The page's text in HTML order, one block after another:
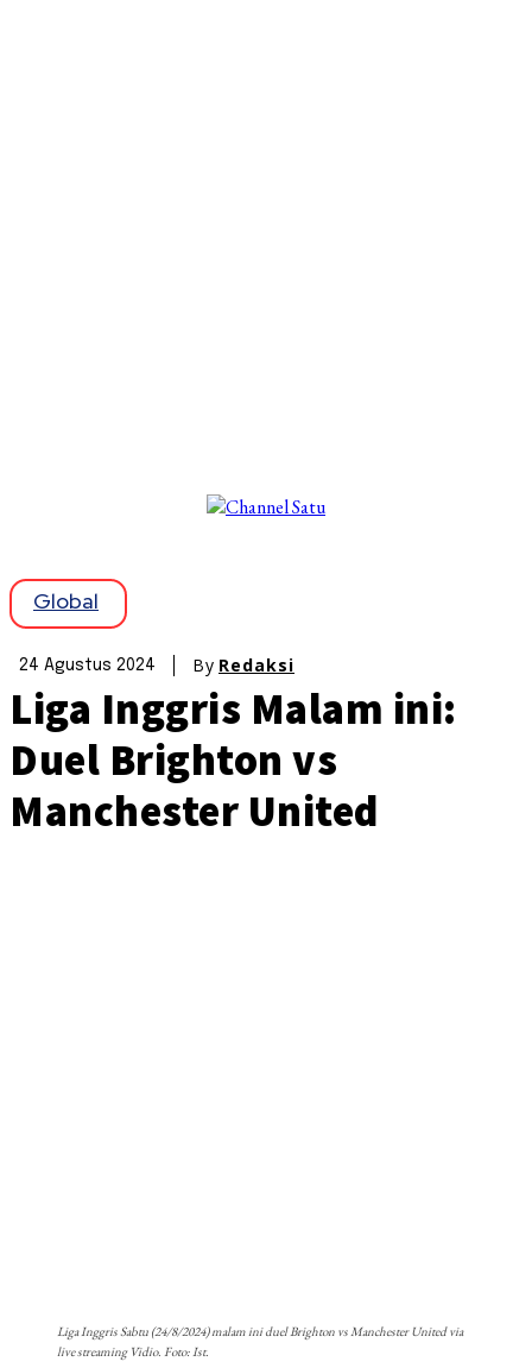
Global
24 Agustus 2024 By Redaksi
Liga Inggris Malam ini:
Duel Brighton vs
Manchester United
Liga Inggris Sabtu (24/8/2024) malam ini duel Brighton vs Manchester United via
live streaming Vidio. Foto: Ist.